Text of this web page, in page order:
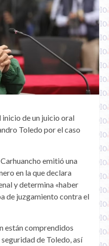
de un juicio oral
Toledo por el caso
emitió una
en la que declara
y determina «haber
de juzgamiento contra el
están comprendidos
de Toledo, así